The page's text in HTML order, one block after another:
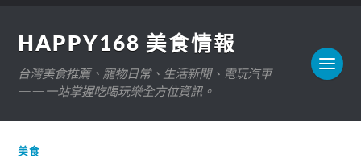
HAPPY168 美食情報
台灣美食推薦、寵物日常、生活新聞、電玩汽車
——一站掌握吃喝玩樂全方位資訊。
美食